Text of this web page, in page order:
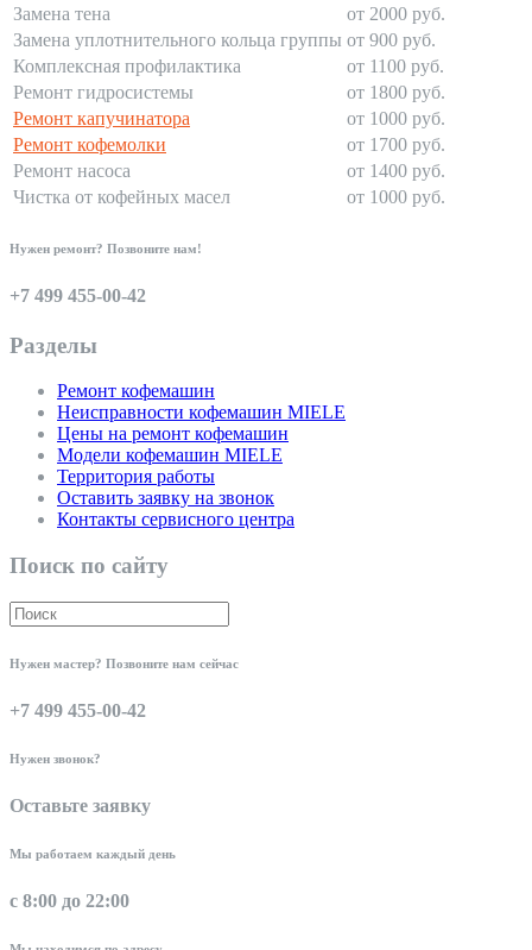
Замена тена
от 2000 руб.
Замена уплотнительного кольца группы от 900 руб.
Комплексная профилактика
от 1100 руб.
Ремонт гидросистемы
от 1800 руб.
Ремонт капучинатора
от 1000 руб.
Ремонт кофемолки
от 1700 руб.
Ремонт насоса
от 1400 руб.
Чистка от кофейных масел
от 1000 руб.
Нужен ремонт? Позвоните нам!
+7 499 455-00-42
Разделы
Ремонт кофемашин
Неисправности кофемашин MIELE
Цены на ремонт кофемашин
Модели кофемашин MIELE
Территория работы
Оставить заявку на звонок
Контакты сервисного центра
Поиск по сайту
Нужен мастер? Позвоните нам сейчас
+7 499 455-00-42
Нужен звонок?
Оставьте заявку
Мы работаем каждый день
с 8:00 до 22:00